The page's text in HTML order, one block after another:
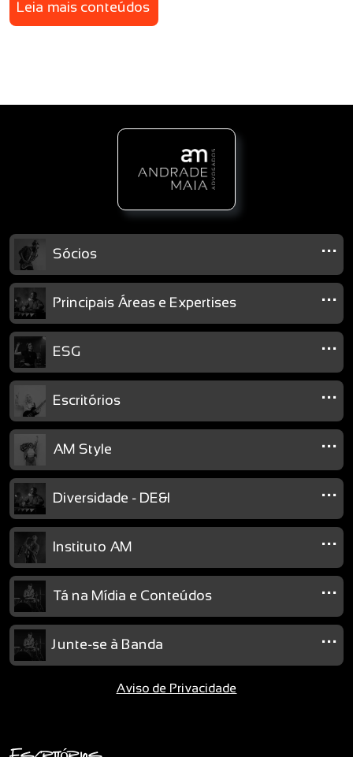
Leia mais conteúdos
Sócios ...
Principais Áreas e Expertises ...
ESG ...
Escritórios ...
AM Style ...
Diversidade - DE&I ...
Instituto AM ...
Tá na Mídia e Conteúdos ...
Junte-se à Banda ...
Aviso de Privacidade